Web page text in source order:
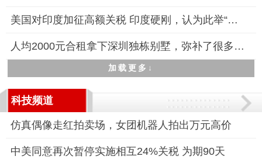
美国对印度加征高额关税 印度硬刚，认为此举“不公平、不公正、
人均2000元合租拿下深圳独栋别墅，弥补了很多人想住别墅但预算不
加载更多↓
科技频道
仿真偶像走红拍卖场，女团机器人拍出万元高价
中美同意再次暂停实施相互24%关税 为期90天